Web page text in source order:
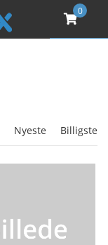
0
Nyeste Billigste